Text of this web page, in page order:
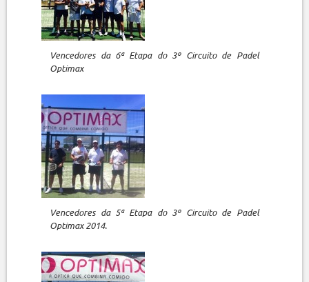
Vencedores da 6ª Etapa do 3º Circuito de Padel
Optimax
Vencedores da 5ª Etapa do 3º Circuito de Padel
Optimax 2014.